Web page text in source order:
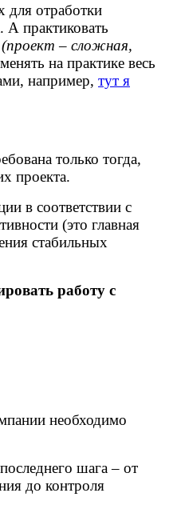
для отработки
А практиковать
(проект – сложная,
на практике весь
например, тут я
только тогда,
проекта.
в соответствии с
(это главная
стабильных
работу с
необходимо
шага – от
до контроля